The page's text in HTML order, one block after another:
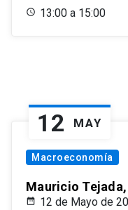
13:00 a 15:00
12 MAY
Macroeconomía
Mauricio Tejada,
12 de Mayo de